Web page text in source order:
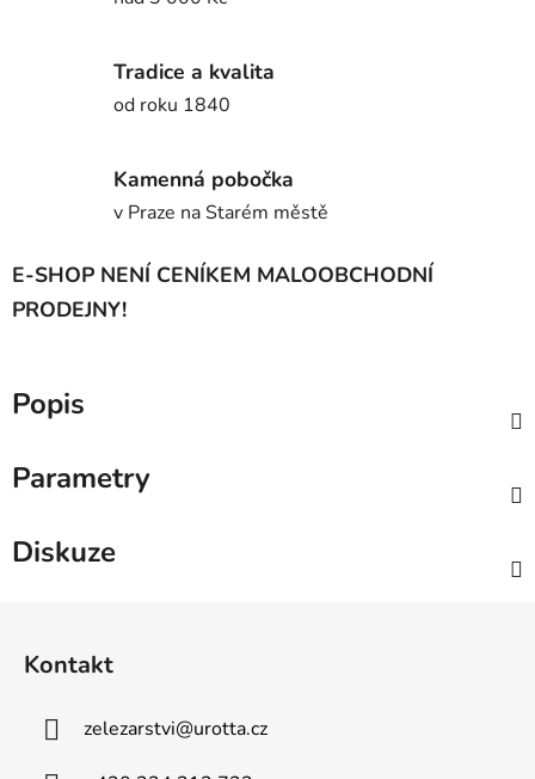
Tradice a kvalita
od roku 1840
Kamenná pobočka
v Praze na Starém městě
E-SHOP NENÍ CENÍKEM MALOOBCHODNÍ
PRODEJNY!
Popis
Parametry
Diskuze
Kontakt
zelezarstvi@urotta.cz